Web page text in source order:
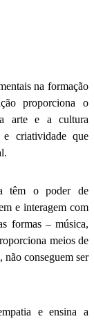
na formação
proporciona o
a arte e a cultura
e criatividade que
têm o poder de
e interagem com
formas – música,
meios de
não conseguem ser
e ensina a